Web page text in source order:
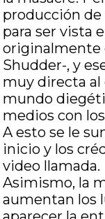
producción de
para ser vista
originalmente
Shudder-, y
muy directa
mundo
medios con
A esto se le
inicio y los
video llamada.
Asimismo, la
aumentan los